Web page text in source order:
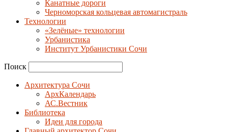
Канатные дороги
Черноморская кольцевая автомагистраль
Технологии
«Зелёные» технологии
Урбанистика
Институт Урбанистики Сочи
Поиск
Архитектура Сочи
АрхКалендарь
АС.Вестник
Библиотека
Идеи для города